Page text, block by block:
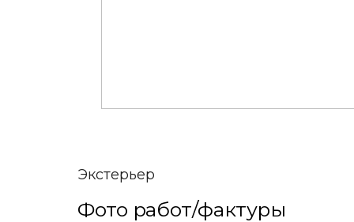
Экстерьер
Фото работ/фактуры